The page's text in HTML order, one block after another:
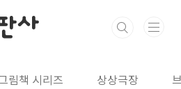
사
림책 시리즈 상상극장